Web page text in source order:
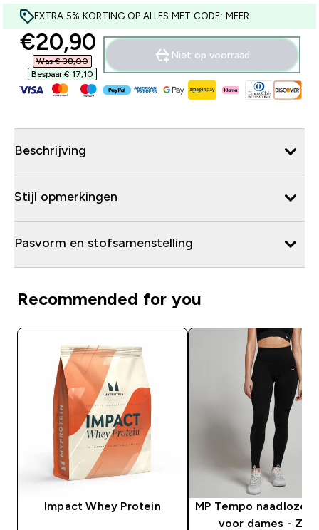
EXTRA 5% KORTING OP ALLES MET CODE: MEER
discounted price
€20,90‎
Was € 38,00‎
Bespaar € 17,10‎
Niet op voorraad
Beschrijving
Stijl opmerkingen
Pasvorm en stofsamenstelling
Recommended for you
Impact Whey Protein
MP Tempo naadloze
voor dames -